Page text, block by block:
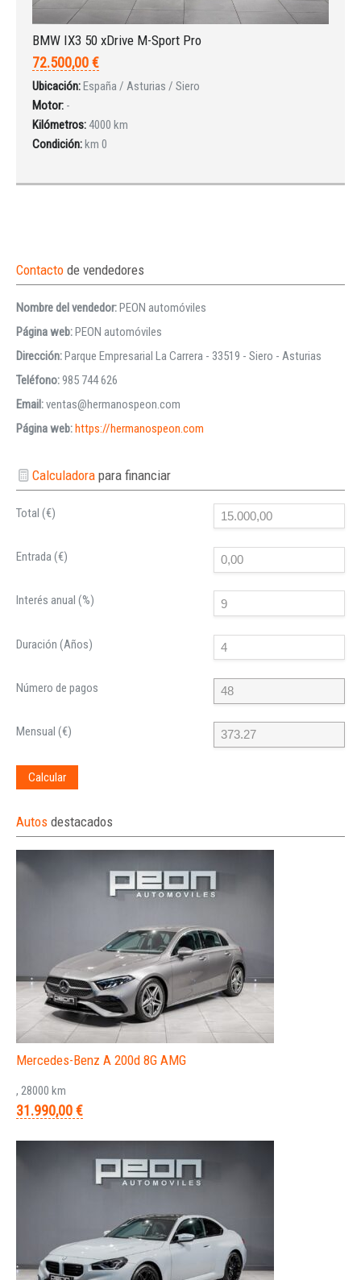
BMW IX3 50 xDrive M-Sport Pro
72.500,00 €
Ubicación:España / Asturias / Siero
Motor: -
Kilómetros:4000 km
Condición:km 0
Contacto de vendedores
Nombre del vendedor:PEON automóviles
Página web:PEON automóviles
Dirección:Parque Empresarial La Carrera - 33519 - Siero - Asturias
Teléfono:985 744 626
Email:ventas@hermanospeon.com
Página web:https://hermanospeon.com
Calculadorapara financiar
Total (€)
Entrada (€)
Interés anual (%)
Duración (Años)
Número de pagos
Mensual (€)
Calcular
Autos destacados
Mercedes-Benz A 200d 8G AMG
, 28000 km
31.990,00 €